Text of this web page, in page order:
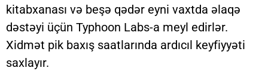
kitabxanası və beşə qədər eyni vaxtda əlaqə
dəstəyi üçün Typhoon Labs-a meyl edirlər.
Xidmət pik baxış saatlarında ardıcıl keyfiyyəti
saxlayır.